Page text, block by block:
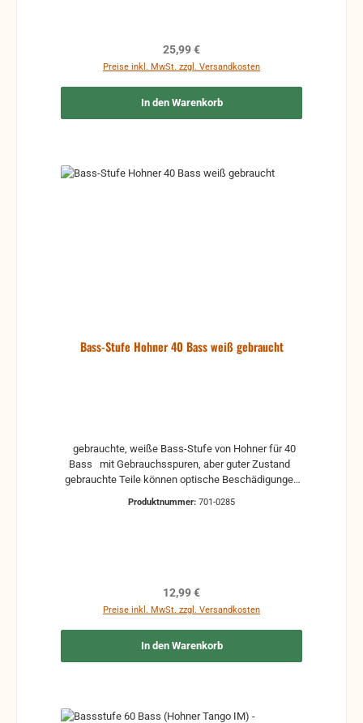
Regulärer Preis:
25,99 €
Preise inkl. MwSt. zzgl. Versandkosten
In den Warenkorb
Bass-Stufe Hohner 40 Bass weiß gebraucht
Bass mit Gebrauchsspuren, aber guter Zustand
gebrauchte Teile können optische Beschädigungen
gewährleistet werden und die Produkte sind vom
Produktnummer: 701-0285
Regulärer Preis:
12,99 €
Preise inkl. MwSt. zzgl. Versandkosten
In den Warenkorb